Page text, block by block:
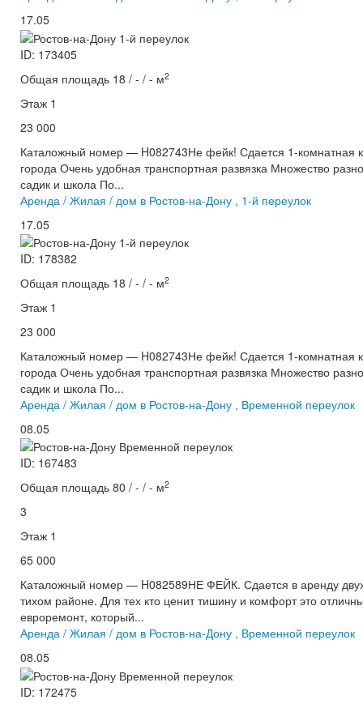
17.05
ID: 173405
Общая площадь 18 / - / - м2
Этаж 1
23 000
Каталожный номер — H082743Не фейк! Сдается 1-комнатная
города Очень удобная транспортная развязка Множество
садик и школа По...
Аренда / Жилая / дом в Ростов-на-Дону , 1-й переулок
17.05
ID: 178382
Общая площадь 18 / - / - м2
Этаж 1
23 000
Каталожный номер — H082743Не фейк! Сдается 1-комнатная
города Очень удобная транспортная развязка Множество
садик и школа По...
Аренда / Жилая / дом в Ростов-на-Дону , Временной переулок
08.05
ID: 167483
Общая площадь 80 / - / - м2
3
Этаж 1
65 000
Каталожный номер — H082589НЕ ФЕЙК. Сдается в аренду
тихом районе. Для тех кто ценит тишину и комфорт это
евроремонт, который...
Аренда / Жилая / дом в Ростов-на-Дону , Временной переулок
08.05
ID: 172475